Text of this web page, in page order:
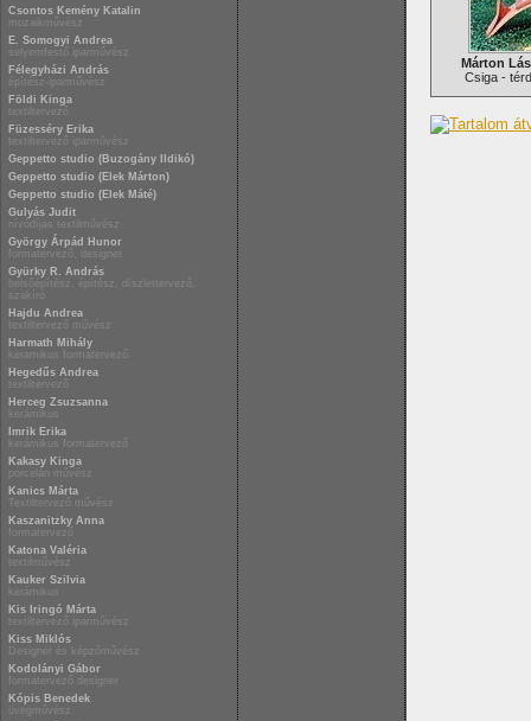
Csontos Kemény Katalin
mozaikművész
E. Somogyi Andrea
selyemfestő iparművész
Félegyházi András
építész-iparművész
Földi Kinga
textiltervező
Füzesséry Erika
textiltervező iparművész
Geppetto studio (Buzogány Ildikó)
Geppetto studio (Elek Márton)
Geppetto studio (Elek Máté)
Gulyás Judit
nívódíjas textilművész
György Árpád Hunor
formatervező, designer
Gyürky R. András
belsőépítész, építész, díszlettervező,
szakíró
Hajdu Andrea
textiltervező művész
Harmath Mihály
keramikus formatervező
Hegedűs Andrea
textiltervező
Herceg Zsuzsanna
kerámikus
Imrik Erika
kerámikus formatervező
Kakasy Kinga
porcelán művész
Kanics Márta
Textiltervező művész
Kaszanitzky Anna
formatervező
Katona Valéria
textilművész
Kauker Szilvia
kerámikus
Kis Iringó Márta
textiltervező iparművész
Kiss Miklós
Designer és képzőművész
Kodolányi Gábor
formatervező designer
Kópis Benedek
üvegművész
Márton
Csiga -